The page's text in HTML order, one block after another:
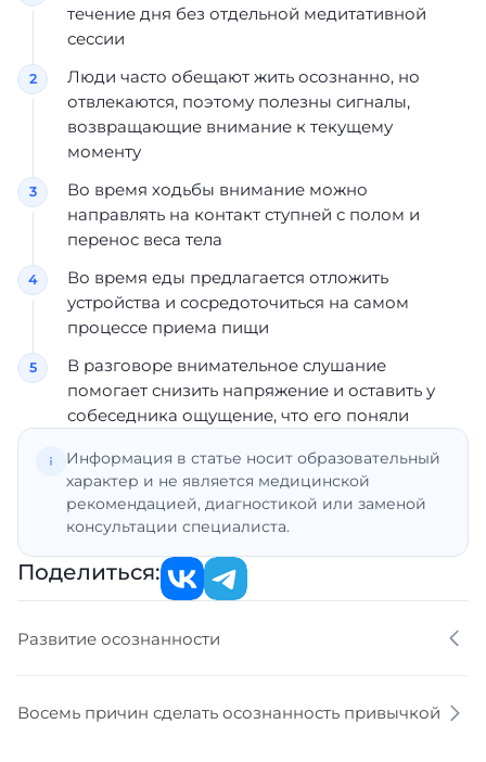
течение дня без отдельной медитативной
сессии
Люди часто обещают жить осознанно, но
отвлекаются, поэтому полезны сигналы,
возвращающие внимание к текущему
моменту
Во время ходьбы внимание можно
направлять на контакт ступней с полом и
перенос веса тела
Во время еды предлагается отложить
устройства и сосредоточиться на самом
процессе приема пищи
В разговоре внимательное слушание
помогает снизить напряжение и оставить у
собеседника ощущение, что его поняли
Информация в статье носит образовательный
характер и не является медицинской
рекомендацией, диагностикой или заменой
консультации специалиста.
Поделиться:
Развитие осознанности
Восемь причин сделать осознанность привычкой